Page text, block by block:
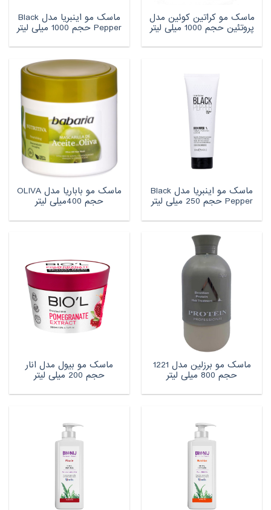
ماسک مو کراتین کوئین مدل
پروتئین حجم 1000 میلی لیتر
ماسک مو اینبریا مدل Black
Pepper حجم 1000 میلی لیتر
ماسک مو اینبریا مدل Black
Pepper حجم 250 میلی لیتر
ماسک مو باباریا مدل OLIVA
حجم 400میلی لیتر
ماسک مو برزلین مدل 1221
حجم 800 میلی لیتر
ماسک مو بیول مدل انار
حجم 200 میلی لیتر